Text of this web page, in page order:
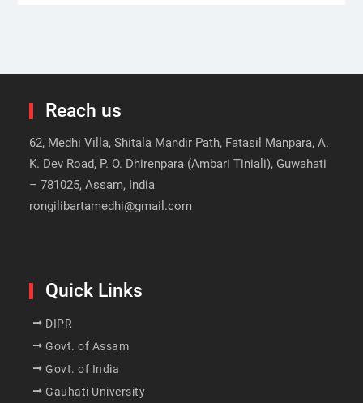
Reach us
62, Medhi Villa, Shitala Mandir Path, Fatasil Manpara, A.
K. Dev Road, P. O. Dhirenpara (Ambari Tiniali), Guwahati
– 781025, Assam, India
rongilibartamedhi@gmail.com
Quick Links
DIPR
Govt. of Assam
Govt. of India
Gauhati University